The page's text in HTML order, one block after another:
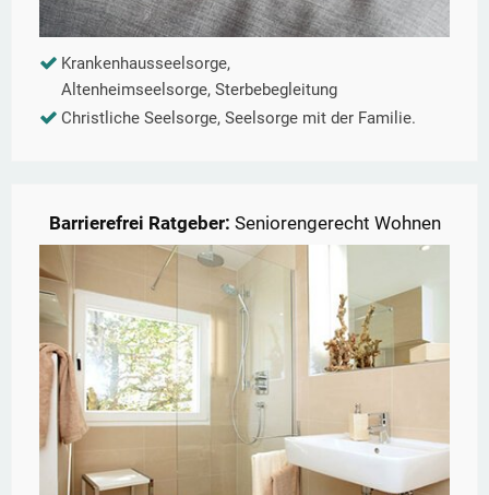
Krankenhausseelsorge,
Altenheimseelsorge, Sterbebegleitung
Christliche Seelsorge, Seelsorge mit der Familie.
Barrierefrei Ratgeber: Seniorengerecht Wohnen